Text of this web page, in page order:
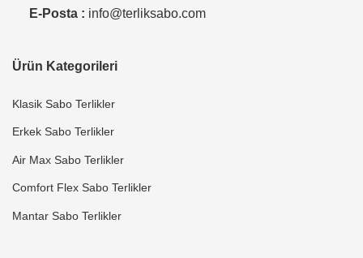
E-Posta : info@terliksabo.com
Ürün Kategorileri
Klasik Sabo Terlikler
Erkek Sabo Terlikler
Air Max Sabo Terlikler
Comfort Flex Sabo Terlikler
Mantar Sabo Terlikler